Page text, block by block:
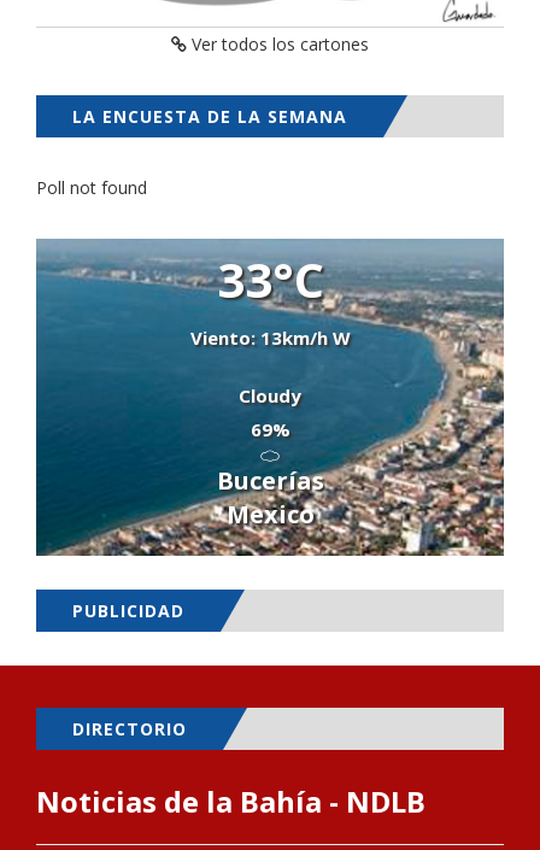
Ver todos los cartones
LA ENCUESTA DE LA SEMANA
Poll not found
33°C
Viento: 13km/h W
Cloudy
69%
Bucerías
Mexico
PUBLICIDAD
DIRECTORIO
Noticias de la Bahía - NDLB